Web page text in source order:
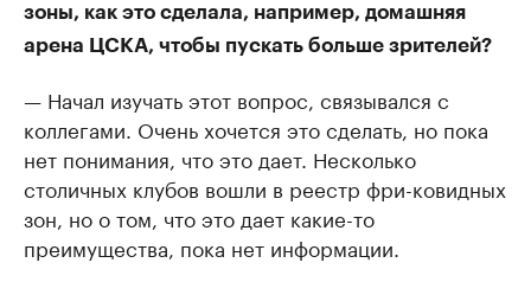
зоны, как это сделала, например, домашняя
арена ЦСКА, чтобы пускать больше зрителей?
— Начал изучать этот вопрос, связывался с
коллегами. Очень хочется это сделать, но пока
нет понимания, что это дает. Несколько
столичных клубов вошли в реестр фри-ковидных
зон, но о том, что это дает какие-то
преимущества, пока нет информации.